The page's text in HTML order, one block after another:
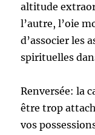
altitude
l’autre, l’oie
d’associer les
spirituelles
Renversée: la
être trop
vos